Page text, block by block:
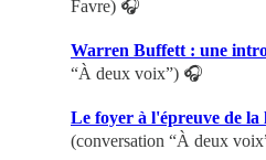
Favre) 🎧
Warren Buffett : une
“À deux voix”) 🎧
Le foyer à l'épreuve de la
(conversation “À deux